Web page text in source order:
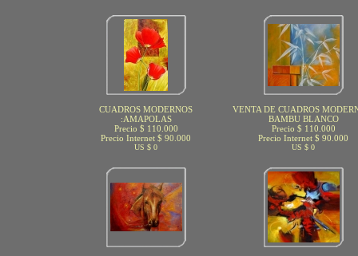
CUADROS MODERNOS
:AMAPOLAS
Precio $ 110.000
Precio Internet $ 90.000
US $ 0
VENTA DE CUADROS
BAMBU BLANCO
Precio $ 110.000
Precio Internet $ 90.000
US $ 0